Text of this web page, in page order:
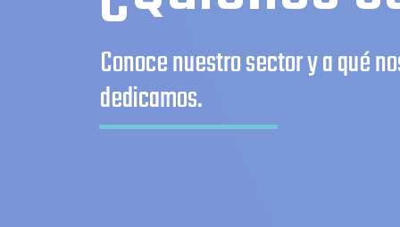
Conoce nuestro sector y a qué
dedicamos.